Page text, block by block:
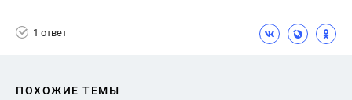
1 ответ
ПОХОЖИЕ ТЕМЫ